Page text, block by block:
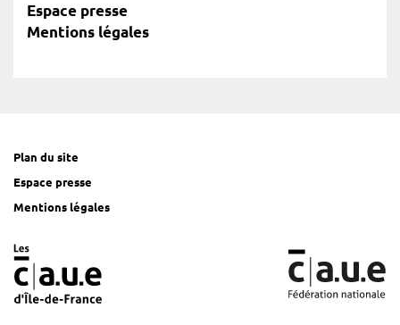
Espace presse
Mentions légales
Plan du site
Espace presse
Mentions légales